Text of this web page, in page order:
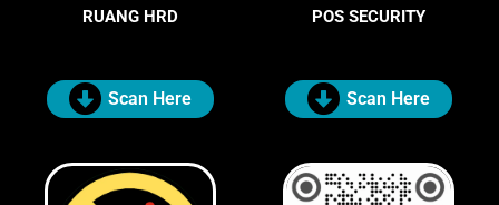
RUANG HRD
Scan Here
POS SECURITY
Scan Here